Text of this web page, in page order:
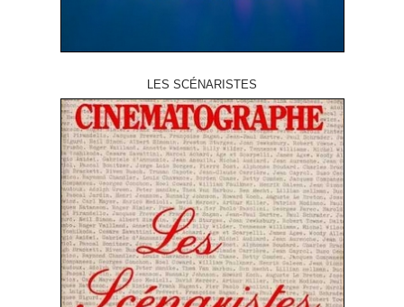
LES SCÉNARISTES